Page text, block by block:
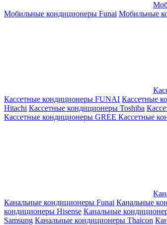
Мобильные кондиционеры Funai Мобильные
Кассетные кондиционеры FUNAI Кассетные
Hitachi Кассетные кондиционеры Toshiba
Кассетные кондиционеры GREE Кассетные
Канальные кондиционеры Funai Канальные
кондиционеры Hisense Канальные
Samsung Канальные кондиционеры Thaicon